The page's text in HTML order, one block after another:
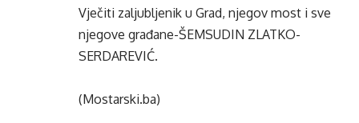
Vječiti zaljubljenik u Grad, njegov most i sve
njegove građane-ŠEMSUDIN ZLATKO-
SERDAREVIĆ.
(Mostarski.ba)